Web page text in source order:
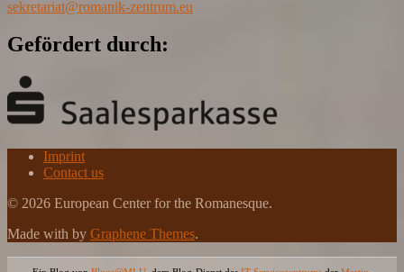
sekretariat@romanik-zentrum.eu
Gefördert durch:
Imprint
Contact us
© 2026 European Center for the Romanesque.
Made with by Graphene Themes.